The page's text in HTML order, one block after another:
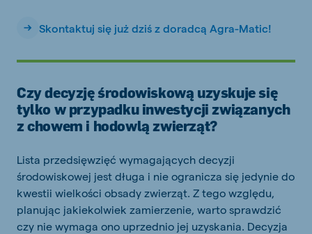
Skontaktuj się już dziś z doradcą Agra-Matic!
Czy decyzję środowiskową uzyskuje się
tylko w przypadku inwestycji związanych
z chowem i hodowlą zwierząt?
Lista przedsięwzięć wymagających decyzji
środowiskowej jest długa i nie ogranicza się jedynie do
kwestii wielkości obsady zwierząt. Z tego względu,
planując jakiekolwiek zamierzenie, warto sprawdzić
czy nie wymaga ono uprzednio jej uzyskania. Decyzja